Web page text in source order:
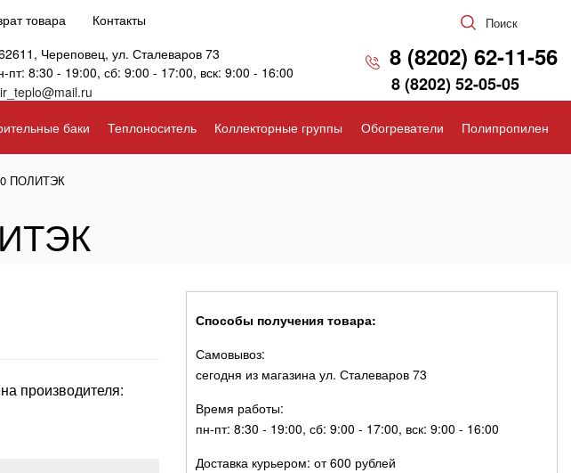
товара Контакты Поиск
Череповец, ул. Сталеваров 73
пт: 8:30 - 19:00, сб: 9:00 - 17:00, вск: 9:00 - 16:00
8 (8202) 62-11-56
8 (8202) 52-05-05
баки Теплоноситель Коллекторные группы Обогреватели Полипропилен
ПОЛИТЭК
производителя:
Способы получения товара:
Самовывоз:
сегодня из магазина ул. Сталеваров 73
Время работы:
пн-пт: 8:30 - 19:00, сб: 9:00 - 17:00, вск: 9:00 - 16:00
Доставка курьером: от 600 рублей